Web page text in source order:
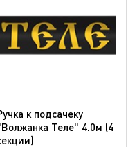
к подсачеку
Теле" 4.0м (4